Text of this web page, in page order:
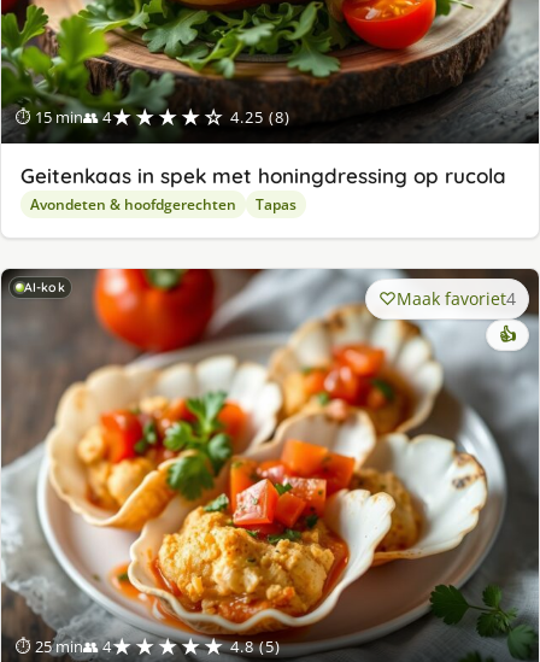
⏱ 15 min👥 4★★★★☆ 4.25 (8)
Geitenkaas in spek met honingdressing op rucola
Avondeten & hoofdgerechten Tapas
AI-kok
⏱ 25 min👥 4★★★★★ 4.8 (5)
Maak favoriet4
👍